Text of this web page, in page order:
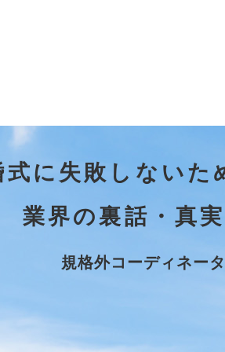
式に失敗しないた
業界の裏話・真
規格外コーディネー